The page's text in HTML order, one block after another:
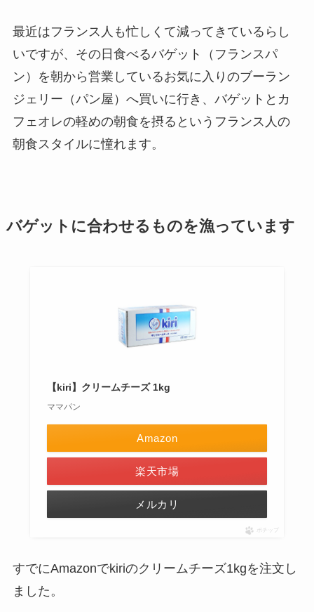
最近はフランス人も忙しくて減ってきているらし
いですが、その日食べるバゲット（フランスパ
ン）を朝から営業しているお気に入りのブーラン
ジェリー（パン屋）へ買いに行き、バゲットとカ
フェオレの軽めの朝食を摂るというフランス人の
朝食スタイルに憧れます。
バゲットに合わせるものを漁っています
【kiri】クリームチーズ 1kg
ママパン
Amazon
楽天市場
メルカリ
ポチップ
すでにAmazonでkiriのクリームチーズ1kgを注文し
ました。